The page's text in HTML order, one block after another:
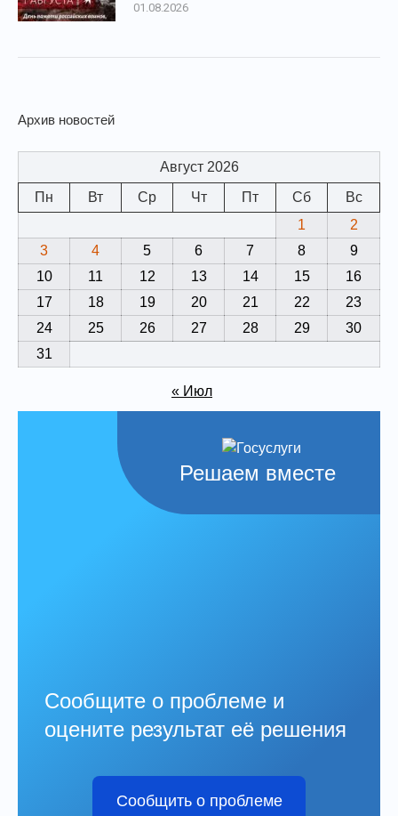
01.08.2026
Архив новостей
Август 2026
Пн
Вт Ср Чт Пт Сб
Вс
1
2
3
4 5 6 7 8
9
10
11 12 13 14 15
16
17
18 19 20 21 22
23
24
25 26 27 28 29
30
31
« Июл
Решаем вместе
Сообщите о проблеме и
оцените результат её решения
Сообщить о проблеме